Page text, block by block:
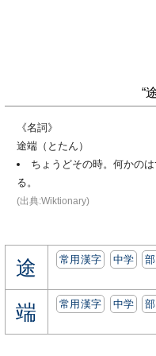
“
《名詞》
途端（とたん）
ちょうどその時。何かの
る。
(出典:Wiktionary)
途 常用漢字 中学
端 常用漢字 中学